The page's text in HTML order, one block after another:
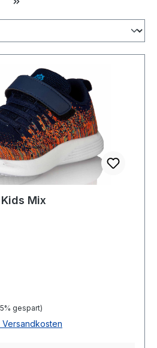
Kids Mix
gespart)
Versandkosten